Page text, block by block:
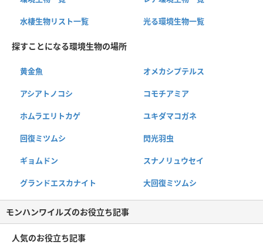
水棲生物リスト一覧 光る環境生物一覧
探すことになる環境生物の場所
黄金魚 オメカシプテルス
アシアトノコシ コモチアミア
ホムラエリトカゲ ユキダマコガネ
回復ミツムシ 閃光羽虫
ギョムドン スナノリュウセイ
グランドエスカナイト 大回復ミツムシ
モンハンワイルズのお役立ち記事
人気のお役立ち記事